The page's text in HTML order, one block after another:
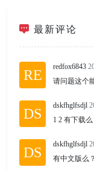
最新评论
RE
redfox6843
请问题这个
DS
dskfhglfsdjl
1 2 有下载么
DS
dskfhglfsdjl
有中文版么？